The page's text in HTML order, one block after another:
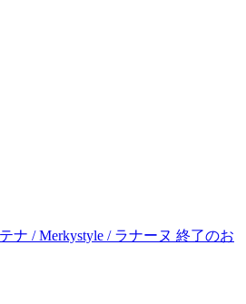
ナ / Merkystyle / ラナーヌ 終了のお